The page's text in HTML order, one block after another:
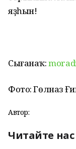
яҙһын!
Сығанаҡ:
Фото: Гөлназ
Автор:
Читайте нас